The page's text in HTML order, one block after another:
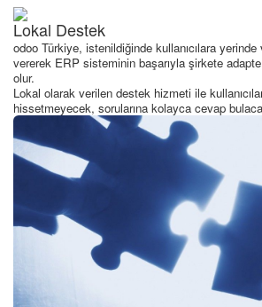
Lokal Destek
odoo Türkiye, istenildiğinde kullanıcılara
vererek ERP sisteminin başarıyla şirkete adapte
olur.
Lokal olarak verilen destek hizmeti ile
hissetmeyecek, sorularına kolayca cevap